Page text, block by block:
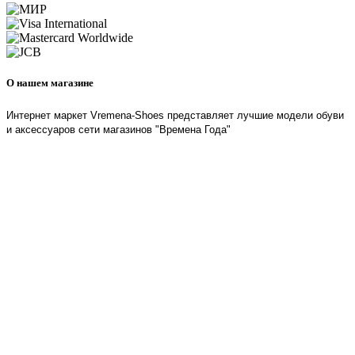
О нашем магазине
Интернет маркет Vremena-Shoes представляет лучшие модели обуви
и аксессуаров сети магазинов "Времена Года"